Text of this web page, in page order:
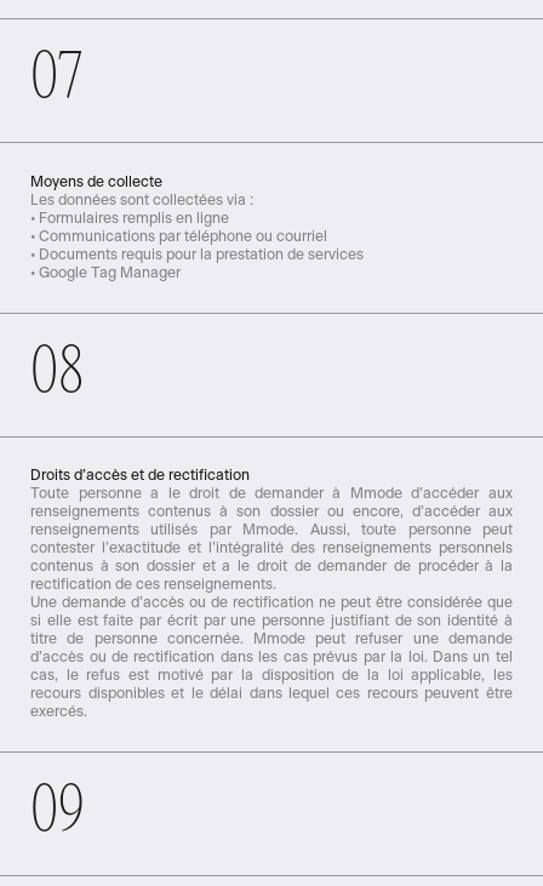
07
Moyens de collecte
Les données sont collectées via :
• Formulaires remplis en ligne
• Communications par téléphone ou courriel
• Documents requis pour la prestation de services
• Google Tag Manager
08
Droits d’accès et de rectification
Toute personne a le droit de demander à Mmode d’accéder aux
renseignements contenus à son dossier ou encore, d’accéder aux
renseignements utilisés par Mmode. Aussi, toute personne peut
contester l’exactitude et l’intégralité des renseignements personnels
contenus à son dossier et a le droit de demander de procéder à la
rectification de ces renseignements.
Une demande d’accès ou de rectification ne peut être considérée que
si elle est faite par écrit par une personne justifiant de son identité à
titre de personne concernée. Mmode peut refuser une demande
d’accès ou de rectification dans les cas prévus par la loi. Dans un tel
cas, le refus est motivé par la disposition de la loi applicable, les
recours disponibles et le délai dans lequel ces recours peuvent être
exercés.
09